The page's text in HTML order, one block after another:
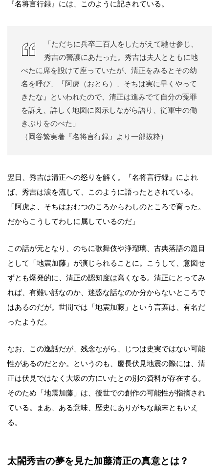
『名将言行録』には、このように記されている。
「ただちに兵卒二百人をしたがえて馳せ参じ、
秀吉の警護にあたった。秀吉は夫人とともに地
べたに席を設けて座っていたが、清正をみるとその幼
名を呼び、『阿虎（おとら）、そちは実に早くやって
きたな』といわれたので、清正は進みでて自分の冤罪
を訴え、詳しく地図に図示しながら語り、従軍中の働
きぶりをのべた」
（岡谷繁実著『名将言行録』より一部抜粋）
翌日、秀吉は清正への怒りを解く。『名将言行録』によれ
ば、秀吉は涙を流して、このように語ったとされている。
「阿虎よ、そちはおむつのころからわしのところで育った。
だからこうしてわしに属しているのだ」
この話が元となり、のちに歌舞伎や浄瑠璃、古典落語の題目
として「地震加藤」が演じられることに。こうして、意図せ
ずとも爆発的に、清正の認知度は高くなる。清正にとってみ
れば、有難い話なのか、迷惑な話なのか分からないところで
はあるのだが。世間では「地震加藤」という言葉は、有名だ
ったようだ。
なお、この逸話だが、残念ながら、じつは史実ではない可能
性があるのだとか。というのも、慶長伏見地震の際には、清
正は伏見ではなく大坂の方にいたとの別の資料が存在する。
そのため「地震加藤」は、後世での創作の可能性が指摘され
ている。まあ、ある意味、歴史にありがちな顛末ともいえ
る。
太閤秀吉の夢を見た加藤清正の真意とは？